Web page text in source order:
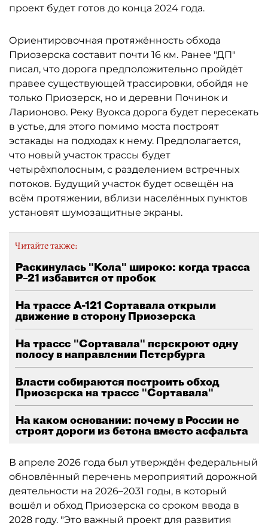
проект будет готов до конца 2024 года.
Ориентировочная протяжённость обхода
Приозерска составит почти 16 км. Ранее "ДП"
писал, что дорога предположительно пройдёт
правее существующей трассировки, обойдя не
только Приозерск, но и деревни Починок и
Ларионово. Реку Вуокса дорога будет пересекать
в устье, для этого помимо моста построят
эстакады на подходах к нему. Предполагается,
что новый участок трассы будет
четырёхполосным, с разделением встречных
потоков. Будущий участок будет освещён на
всём протяжении, вблизи населённых пунктов
установят шумозащитные экраны.
Читайте также:
Раскинулась "Кола" широко: когда трасса
Р–21 избавится от пробок
На трассе А-121 Сортавала открыли
движение в сторону Приозерска
На трассе "Сортавала" перекроют одну
полосу в направлении Петербурга
Власти собираются построить обход
Приозерска на трассе "Сортавала"
На каком основании: почему в России не
строят дороги из бетона вместо асфальта
В апреле 2026 года был утверждён федеральный
обновлённый перечень мероприятий дорожной
деятельности на 2026–2031 годы, в который
вошёл и обход Приозерска со сроком ввода в
2028 году. "Это важный проект для развития